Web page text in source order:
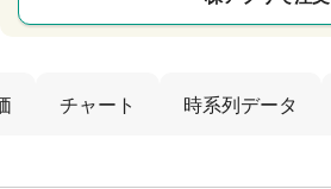
チャート 時系列データ